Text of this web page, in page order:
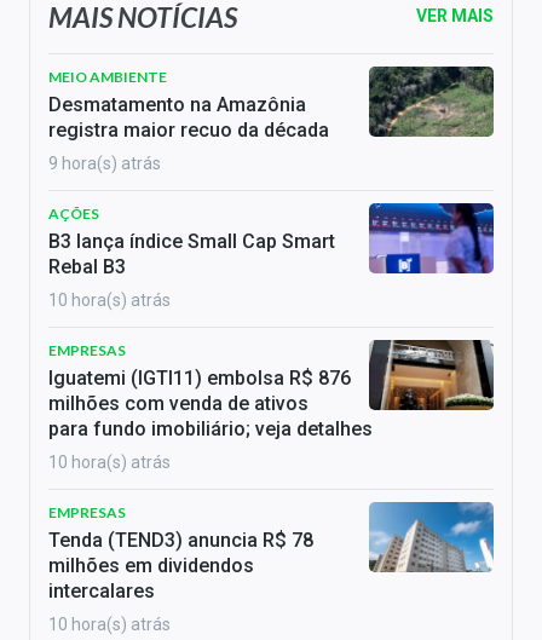
MAIS NOTÍCIAS VER MAIS
MEIO AMBIENTE
Desmatamento na Amazônia
registra maior recuo da década
9 hora(s) atrás
AÇÕES
B3 lança índice Small Cap Smart
Rebal B3
10 hora(s) atrás
EMPRESAS
Iguatemi (IGTI11) embolsa R$ 876
milhões com venda de ativos
para fundo imobiliário; veja detalhes
10 hora(s) atrás
EMPRESAS
Tenda (TEND3) anuncia R$ 78
milhões em dividendos
intercalares
10 hora(s) atrás